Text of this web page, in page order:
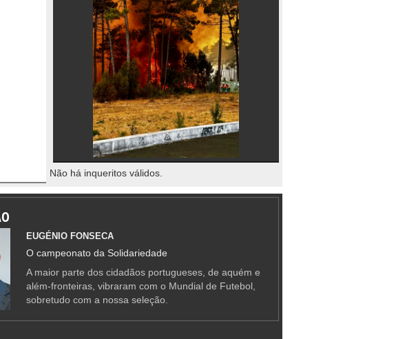
Não há inqueritos válidos.
EUGÉNIO FONSECA
O campeonato da Solidariedade
A maior parte dos cidadãos portugueses, de aquém e
além-fronteiras, vibraram com o Mundial de Futebol,
sobretudo com a nossa seleção.